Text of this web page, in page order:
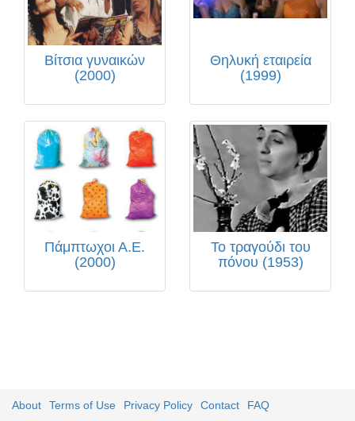
Βίτσια γυναικών
(2000)
Θηλυκή εταιρεία
(1999)
Πάμπτωχοι Α.Ε.
(2000)
Το τραγούδι του
πόνου (1953)
About Terms of Use Privacy Policy Contact FAQ